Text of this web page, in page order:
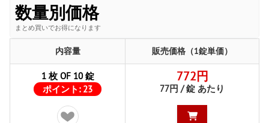
数量別価格
まとめ買いでお得になります
内容量 販売価格（1錠単価）
1 枚 OF 10 錠
ポイント: 23
772円
77円 / 錠 あたり